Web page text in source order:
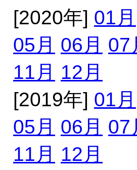
[2020年] 01月
05月 06月 07
11月 12月
[2019年] 01月
05月 06月 07
11月 12月